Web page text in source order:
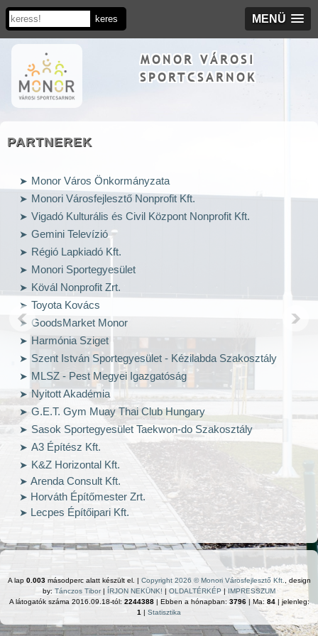
MENÜ
MONOR VÁROSI
SPORTCSARNOK
PARTNEREK
Monor Város Önkormányzata
Monori Városfejlesztő Nonprofit Kft.
Vigadó Kulturális és Civil Központ Nonprofit Kft.
Gemini Televízió
Régió Lapkiadó Kft.
Monori Sportegyesület
Kövál Nonprofit Zrt.
Toyota Kovács
GoodsMarket Monor
Harmónia Sziget
Szent István Sportegyesület - Kézilabda Szakosztály
MLSZ - Pest Megyei Igazgatóság
Nyitott Akadémia
G.E.T. Gym Muay Thai Club Hungary
Sasok Sportegyesület Taekwon-do Szakosztály
A3 Építész Kft.
K&Z Horizontal Kft.
Arenda Consult Kft.
Horváth Építőmester Zrt.
Lecpes Építőipari Kft.
A lap 0.003másodperc alatt készült el. | Copyright 2026 © Monori Városfejlesztő Kft., design
by: Tánczos Tibor| ÍRJON NEKÜNK! | OLDALTÉRKÉP | IMPRESSZUM
A látogatók száma 2016.09.18-tól: 2244388| Ebben a hónapban: 3796| Ma: 84| jelenleg:
1 | Statisztika